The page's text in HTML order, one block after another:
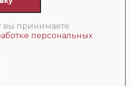
вы принимаете
персональных